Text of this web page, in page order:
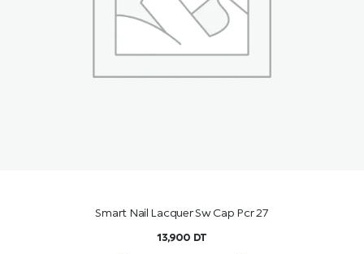
Smart Nail Lacquer Sw Cap Pcr 27
13,900 DT